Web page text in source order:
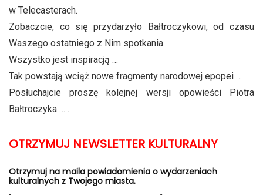
w Telecasterach.
Zobaczcie, co się przydarzyło Bałtroczykowi, od czasu
Waszego ostatniego z Nim spotkania.
Wszystko jest inspiracją …
Tak powstają wciąż nowe fragmenty narodowej epopei …
Posłuchajcie proszę kolejnej wersji opowieści Piotra
Bałtroczyka … .
OTRZYMUJ NEWSLETTER KULTURALNY
Otrzymuj na maila powiadomienia o wydarzeniach
kulturalnych z Twojego miasta.